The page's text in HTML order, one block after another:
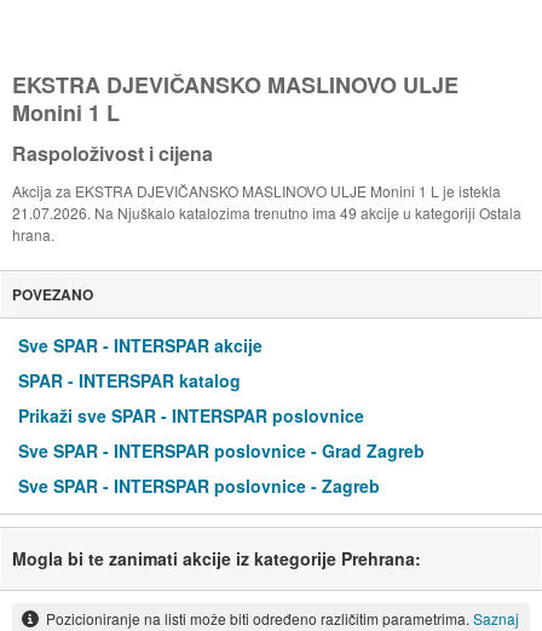
EKSTRA DJEVIČANSKO MASLINOVO ULJE
Monini 1 L
Raspoloživost i cijena
Akcija za EKSTRA DJEVIČANSKO MASLINOVO ULJE Monini 1 L je istekla
21.07.2026. Na Njuškalo katalozima trenutno ima 49 akcije u kategoriji Ostala
hrana.
POVEZANO
Sve SPAR - INTERSPAR akcije
SPAR - INTERSPAR katalog
Prikaži sve SPAR - INTERSPAR poslovnice
Sve SPAR - INTERSPAR poslovnice - Grad Zagreb
Sve SPAR - INTERSPAR poslovnice - Zagreb
Mogla bi te zanimati akcije iz kategorije Prehrana:
Pozicioniranje na listi može biti određeno različitim parametrima. Saznaj